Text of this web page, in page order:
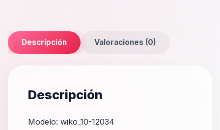
Descripción Valoraciones (0)
Descripción
Modelo: wiko_10-12034